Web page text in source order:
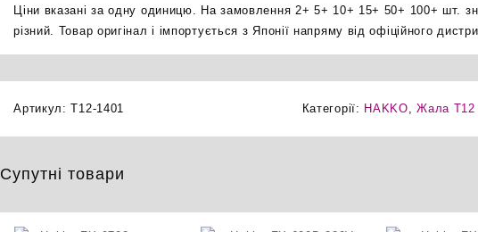
Ціни вказані за одну одиницю. На замовлення 2+ 5+ 10+ 15+ 50+ 100+ шт.
різний. Товар оригінал і імпортується з Японії напряму від офіційного
Артикул:T12-1401 Категорії: HAKKO,Жала T12
Супутні товари